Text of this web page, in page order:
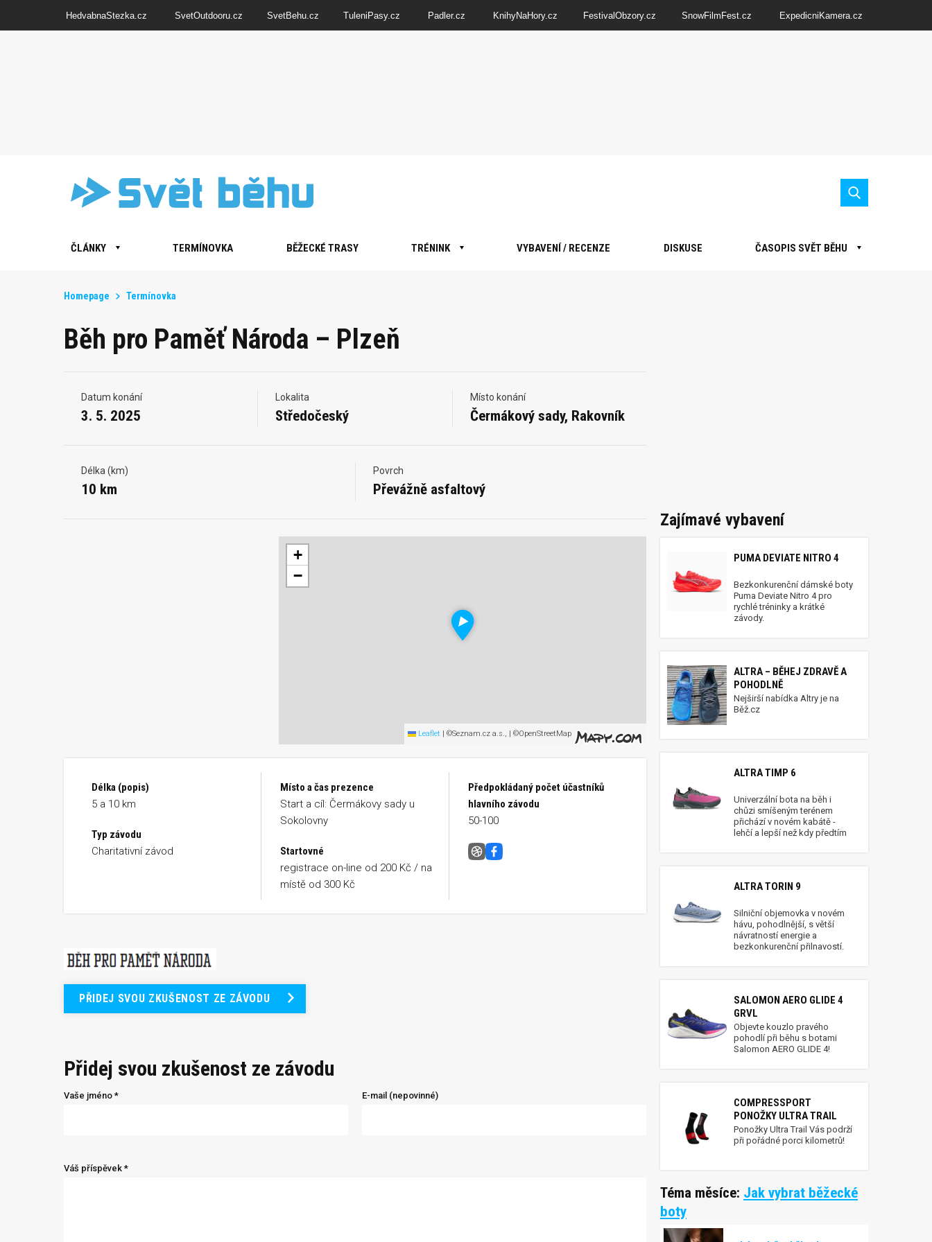
HedvabnaStezka.cz SvetOutdooru.cz SvetBehu.cz TuleniPasy.cz Padler.cz KnihyNaHory.cz FestivalObzory.cz SnowFilmFest.cz ExpedicniKamera.cz
ČLÁNKY TERMÍNOVKA BĚŽECKÉ TRASY TRÉNINK VYBAVENÍ / RECENZE DISKUSE ČASOPIS SVĚT BĚHU
Homepage Termínovka
Běh pro Paměť Národa – Plzeň
Datum konání
3. 5. 2025
Lokalita
Středočeský
Místo konání
Čermákový sady, Rakovník
Délka (km)
10 km
Povrch
Převážně asfaltový
+
−
Leaflet | ©Seznam.cz a.s., | ©OpenStreetMap
Délka (popis)
5 a 10 km
Typ závodu
Charitativní závod
Místo a čas prezence
Start a cíl: Čermákovy sady u
Sokolovny
Startovné
registrace on-line od 200 Kč / na
místě od 300 Kč
Předpokládaný počet účastníků
hlavního závodu
50-100
Běh pro Paměť Národa &#8211; Plzeň
Facebook
PŘIDEJ SVOU ZKUŠENOST ZE ZÁVODU
Přidej svou zkušenost ze závodu
Vaše jméno * E-mail (nepovinné)
Váš příspěvek *
Zajímavé vybavení
PUMA DEVIATE NITRO 4
Bezkonkurenční dámské boty
Puma Deviate Nitro 4 pro
rychlé tréninky a krátké
závody.
ALTRA – BĚHEJ ZDRAVĚ A
POHODLNĚ
Nejširší nabídka Altry je na
Běž.cz
ALTRA TIMP 6
Univerzální bota na běh i
chůzi smíšeným terénem
přichází v novém kabátě -
lehčí a lepší než kdy předtím
ALTRA TORIN 9
Silniční objemovka v novém
hávu, pohodlnější, s větší
návratností energie a
bezkonkurenční přilnavostí.
SALOMON AERO GLIDE 4
GRVL
Objevte kouzlo pravého
pohodlí při běhu s botami
Salomon AERO GLIDE 4!
COMPRESSPORT
PONOŽKY ULTRA TRAIL
Ponožky Ultra Trail Vás podrží
při pořádné porci kilometrů!
Téma měsíce: Jak vybrat běžecké
boty